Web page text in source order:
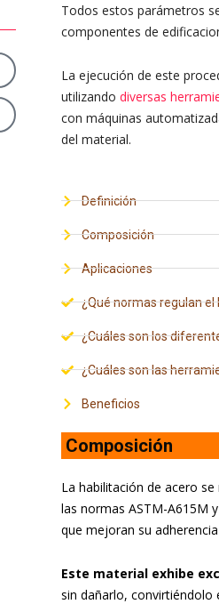
Todos estos parámetros
componentes de
La ejecución de este
utilizando diversas
con máquinas
del material.
Definición
Composición
Aplicaciones
¿Qué normas regulan el
¿Cuáles son los
¿Cuáles son las
Beneficios
Composición
La habilitación de acero
las normas ASTM-A615M
que mejoran su
Este material exhibe
sin dañarlo, convirtiéndolo